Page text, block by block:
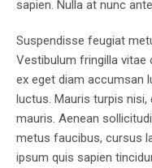
sapien. Nulla at nunc
Suspendisse feugiat
Vestibulum fringilla vitae
ex eget diam accumsan
luctus. Mauris turpis
mauris. Aenean
metus faucibus, cursus
ipsum quis sapien